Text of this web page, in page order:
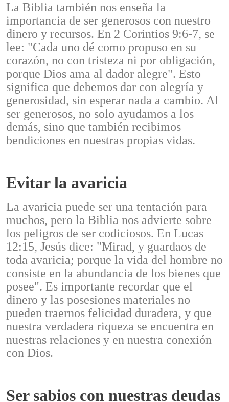
La Biblia también nos enseña la
importancia de ser generosos con nuestro
dinero y recursos. En 2 Corintios 9:6-7, se
lee: "Cada uno dé como propuso en su
corazón, no con tristeza ni por obligación,
porque Dios ama al dador alegre". Esto
significa que debemos dar con alegría y
generosidad, sin esperar nada a cambio. Al
ser generosos, no solo ayudamos a los
demás, sino que también recibimos
bendiciones en nuestras propias vidas.
Evitar la avaricia
La avaricia puede ser una tentación para
muchos, pero la Biblia nos advierte sobre
los peligros de ser codiciosos. En Lucas
12:15, Jesús dice: "Mirad, y guardaos de
toda avaricia; porque la vida del hombre no
consiste en la abundancia de los bienes que
posee". Es importante recordar que el
dinero y las posesiones materiales no
pueden traernos felicidad duradera, y que
nuestra verdadera riqueza se encuentra en
nuestras relaciones y en nuestra conexión
con Dios.
Ser sabios con nuestras deudas